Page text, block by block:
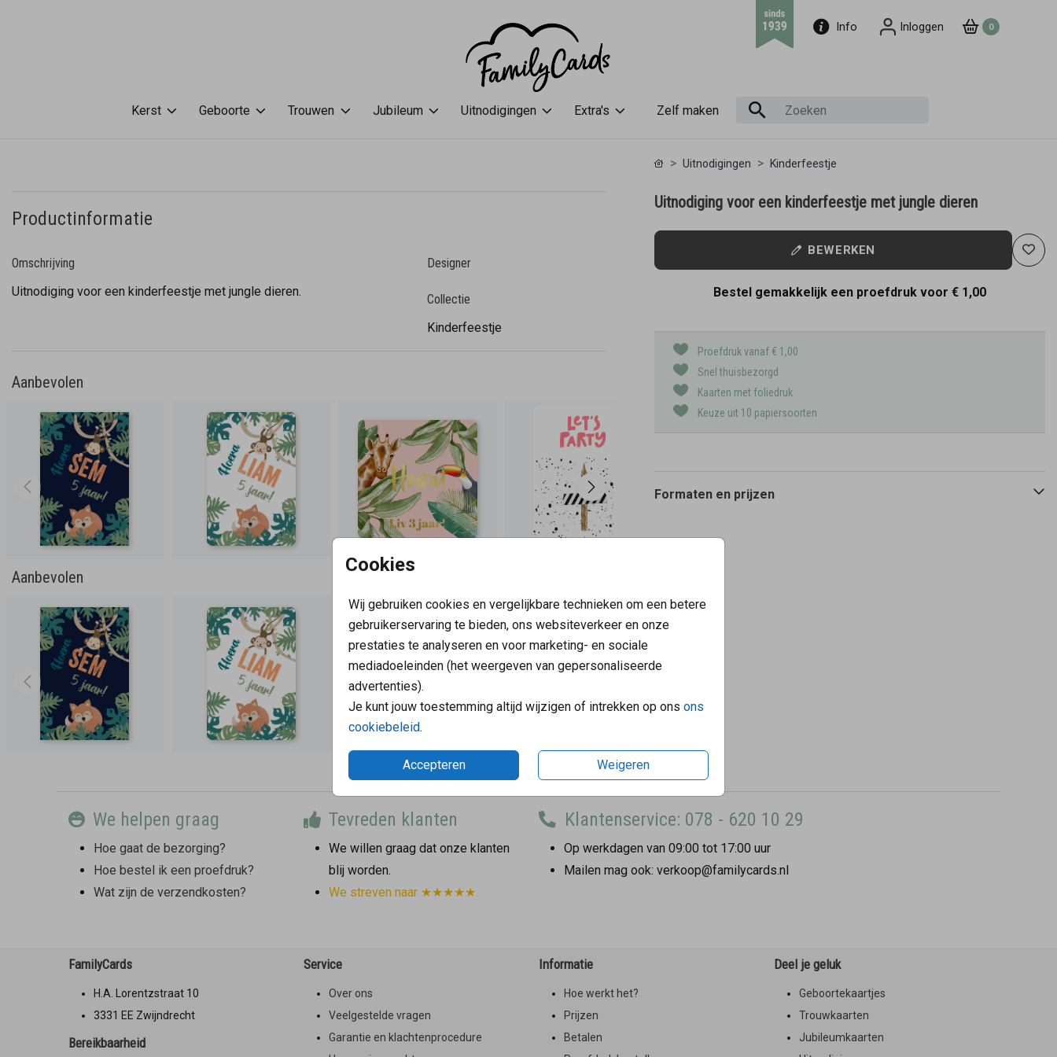
Info Inloggen 0
Kerst Geboorte Trouwen Jubileum Uitnodigingen Extra's Zelf maken
Cookies
Wij gebruiken cookies en vergelijkbare technieken om een betere
gebruikerservaring te bieden, ons websiteverkeer en onze
prestaties te analyseren en voor marketing- en sociale
mediadoeleinden (het weergeven van gepersonaliseerde
advertenties).
Je kunt jouw toestemming altijd wijzigen of intrekken op ons ons
cookiebeleid.
Accepteren Weigeren
Productinformatie
Omschrijving
Uitnodiging voor een kinderfeestje met jungle dieren.
Designer
Collectie
Kinderfeestje
Aanbevolen
Aanbevolen
Uitnodigingen Kinderfeestje
Uitnodiging voor een kinderfeestje met jungle dieren
BEWERKEN
Bestel gemakkelijk een proefdruk voor € 1,00
Proefdruk vanaf € 1,00
Snel thuisbezorgd
Kaarten met foliedruk
Keuze uit 10 papiersoorten
Formaten en prijzen
We helpen graag
Hoe gaat de bezorging?
Hoe bestel ik een proefdruk?
Wat zijn de verzendkosten?
Tevreden klanten
We willen graag dat onze klanten
blij worden.
We streven naar ★★★★★.
Klantenservice: 078 - 620 10 29
Op werkdagen van 09:00 tot 17:00 uur
Mailen mag ook: verkoop@familycards.nl
FamilyCards
H.A. Lorentzstraat 10
3331 EE Zwijndrecht
Bereikbaarheid
Service
Over ons
Veelgestelde vragen
Garantie en klachtenprocedure
Informatie
Hoe werkt het?
Prijzen
Betalen
Deel je geluk
Geboortekaartjes
Trouwkaarten
Jubileumkaarten